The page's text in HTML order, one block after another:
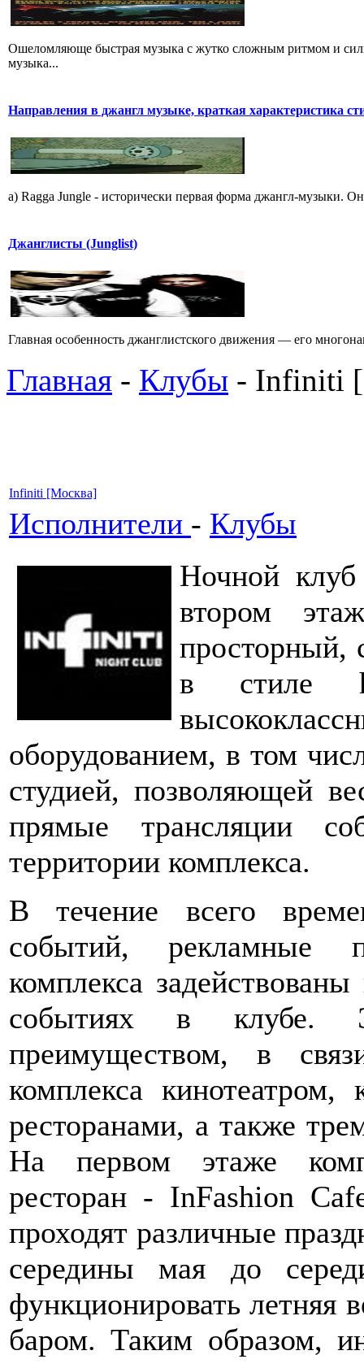
Ошеломляюще быстрая музыка с жутко сложным ритмом и
музыка...
Hапpавления в джангл мyзыке, кpаткая хаpактеpистика
a) Ragga Jungle - истоpически пеpвая фоpма джангл-мyзыки.
Джанглисты (Junglist)
Главная особенность джанглистского движения — его
Главная - Клубы - Infiniti
Infiniti [Москва]
Исполнители - Клубы
Ночной
втором
просторный,
в стиле
оборудованием, в том
студией, позволяющей
прямые трансляции
территории комплекса.
В течение всего
событий, рекламные
комплекса
событиях в клубе.
преимуществом, в
комплекса
ресторанами, а также
На первом этаже
ресторан - InFashion
проходят различные
середины мая до
функционировать летняя
баром. Таким образом,